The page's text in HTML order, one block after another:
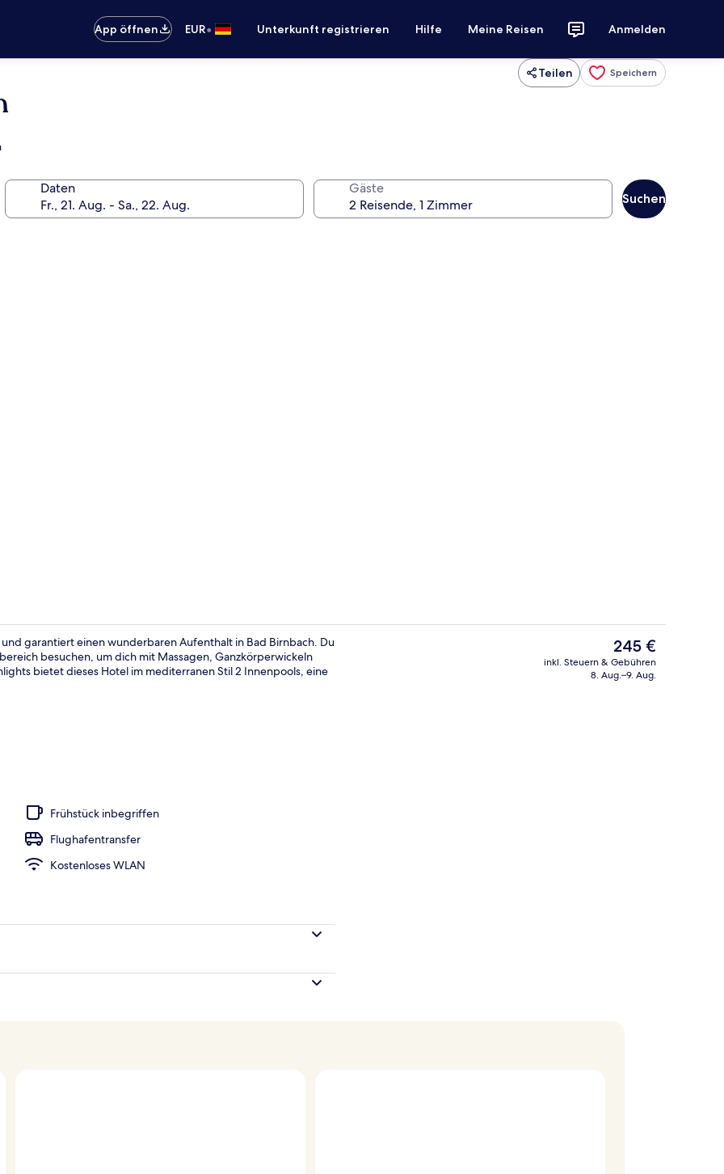
App öffnen EUR• Unterkunft registrieren Hilfe Meine Reisen Anmelden
Teilen Speichern
Daten Gäste
Suchen
Sauna, Körperbehandlungen,
garantiert einen wunderbaren Aufenthalt in Bad Birnbach. Du
besuchen, um dich mit Massagen, Ganzkörperwickeln
bietet dieses Hotel im mediterranen Stil 2 Innenpools, eine
Frühstück inbegriffen
Flughafentransfer
Kostenloses WLAN
Der
aktuelle
Preis
245 €
inkl. Steuern & Gebühren
8. Aug.–9. Aug.